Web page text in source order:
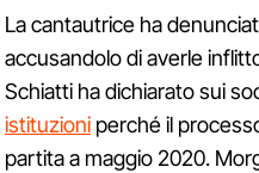
La cantautrice ha
accusandolo di averle
Schiatti ha dichiarato sui
istituzioni perché il
partita a maggio 2020.